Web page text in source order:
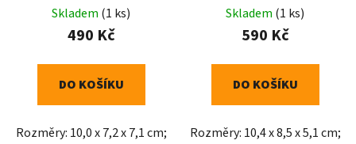
Skladem (1 ks)
490 Kč
DO KOŠÍKU
Rozměry: 10,0 x 7,2 x 7,1 cm;
Skladem (1 ks)
590 Kč
DO KOŠÍKU
Rozměry: 10,4 x 8,5 x 5,1 cm;